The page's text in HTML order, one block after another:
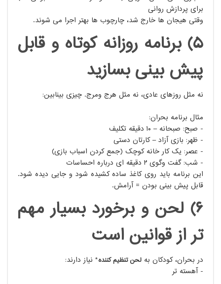
برای پردازش روانی
وقتی هیجان ها خارج شد، چارچوب ها بهتر اجرا می شوند.
5) برنامه روزانه کوتاه و قابل
پیش بینی بسازید
نه مثل روزهای عادی، نه مثل هرج ومرج. چیزی بینابین:
مثال برنامه بحران:
- صبح: صبحانه – ۱۰ دقیقه تکلیف
- ظهر: بازی آزاد – کارتان دستی
- عصر: یک کار خانه کوچک (جمع کردن اسباب بازی)
- شب: گفت وگوی ۲ دقیقه ای درباره احساسات
این برنامه باید روی کاغذ ساده کشیده شود و جایی دیده شود.
قابل پیش بینی بودن = آرامش.
6) لحن و برخورد بسیار مهم
تر از قوانین است
در بحران، کودکان به لحن تنظیم کننده* نیاز دارند:
- آهسته تر